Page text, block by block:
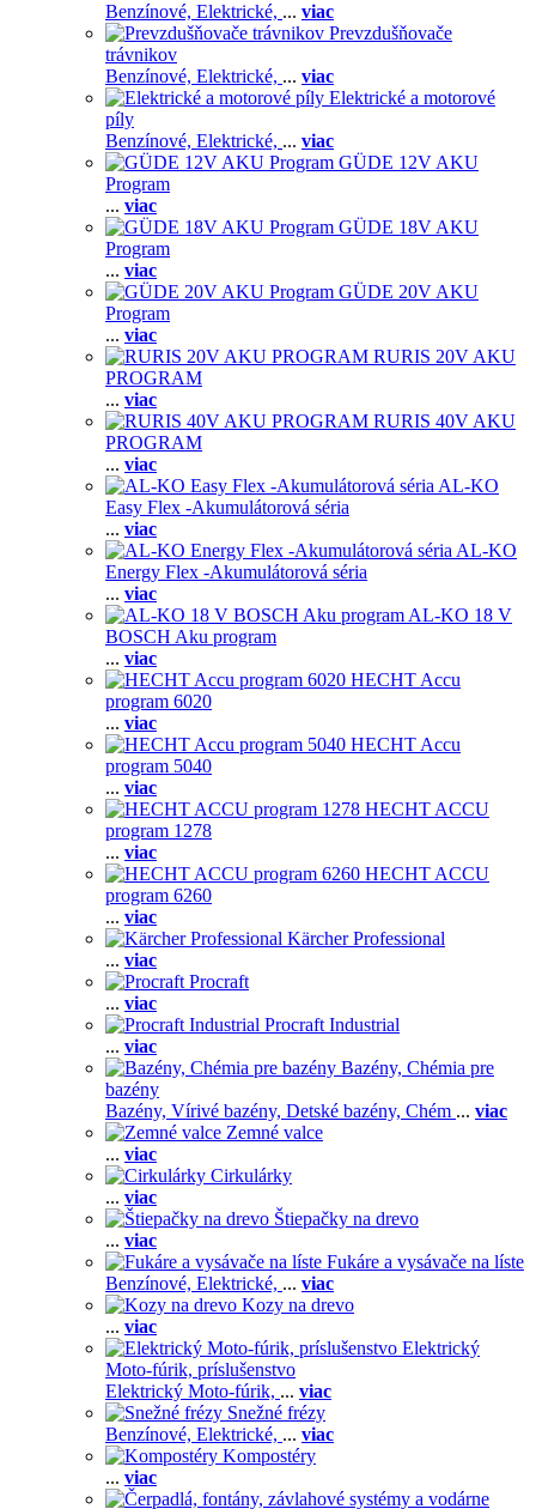
Benzínové, Elektrické, ... viac
Prevzdušňovače
trávnikov
Benzínové, Elektrické, ... viac
Elektrické a motorové
píly
Benzínové, Elektrické, ... viac
GÜDE 12V AKU
Program
... viac
GÜDE 18V AKU
Program
... viac
GÜDE 20V AKU
Program
... viac
RURIS 20V AKU
PROGRAM
... viac
RURIS 40V AKU
PROGRAM
... viac
AL-KO
Easy Flex -Akumulátorová séria
... viac
AL-KO
Energy Flex -Akumulátorová séria
... viac
AL-KO 18 V
BOSCH Aku program
... viac
HECHT Accu
program 6020
... viac
HECHT Accu
program 5040
... viac
HECHT ACCU
program 1278
... viac
HECHT ACCU
program 6260
... viac
Kärcher Professional
... viac
Procraft
... viac
Procraft Industrial
... viac
Bazény, Chémia pre
bazény
Bazény, Vírivé bazény, Detské bazény, Chém ... viac
Zemné valce
... viac
Cirkulárky
... viac
Štiepačky na drevo
... viac
Fukáre a vysávače na líste
Benzínové, Elektrické, ... viac
Kozy na drevo
... viac
Elektrický
Moto-fúrik, príslušenstvo
Elektrický Moto-fúrik, ... viac
Snežné frézy
Benzínové, Elektrické, ... viac
Kompostéry
... viac